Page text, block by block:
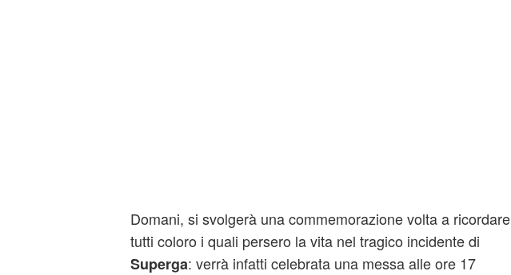
Domani, si svolgerà una commemorazione volta a ricordare
tutti coloro i quali persero la vita nel tragico incidente di
Superga: verrà infatti celebrata una messa alle ore 17